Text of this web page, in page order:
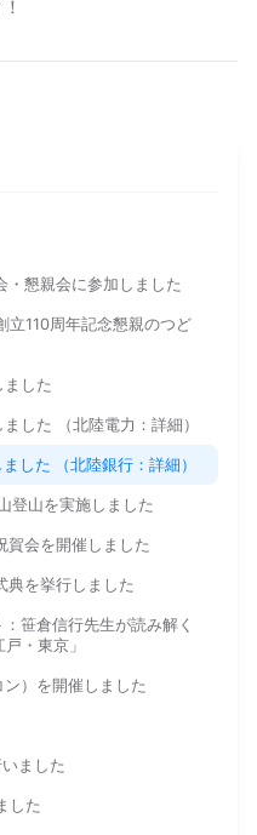
・懇親会に参加しました
立110周年記念懇親のつど
した
した （北陸電力：詳細）
した （北陸銀行：詳細）
登山を実施しました
会を開催しました
典を挙行しました
笹倉信行先生が読み解く
・東京」
）を開催しました
ました
した